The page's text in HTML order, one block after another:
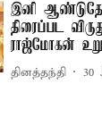
இனி
திரைப்பட
ராஜ்மோகன்
தினத்தந்தி 30